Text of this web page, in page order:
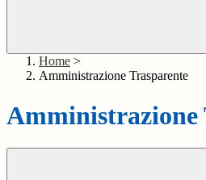
Home >
Amministrazione Trasparente
Amministrazione